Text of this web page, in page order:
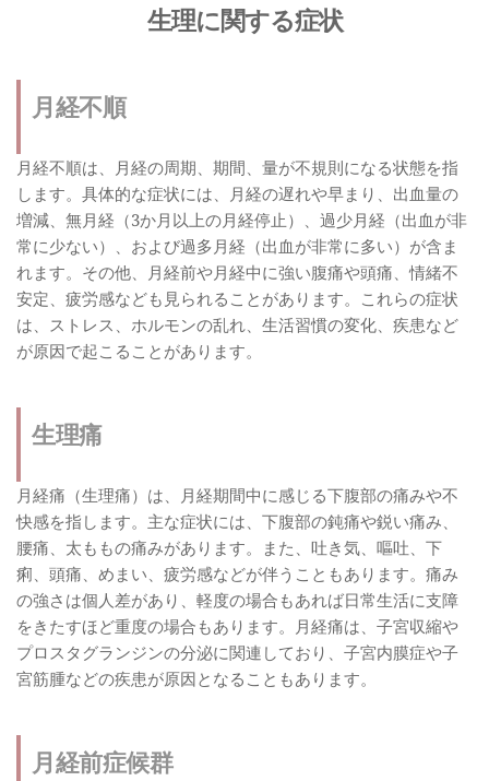
生理に関する症状
月経不順
月経不順は、月経の周期、期間、量が不規則になる状態を指
します。具体的な症状には、月経の遅れや早まり、出血量の
増減、無月経（3か月以上の月経停止）、過少月経（出血が非
常に少ない）、および過多月経（出血が非常に多い）が含ま
れます。その他、月経前や月経中に強い腹痛や頭痛、情緒不
安定、疲労感なども見られることがあります。これらの症状
は、ストレス、ホルモンの乱れ、生活習慣の変化、疾患など
が原因で起こることがあります。
生理痛
月経痛（生理痛）は、月経期間中に感じる下腹部の痛みや不
快感を指します。主な症状には、下腹部の鈍痛や鋭い痛み、
腰痛、太ももの痛みがあります。また、吐き気、嘔吐、下
痢、頭痛、めまい、疲労感などが伴うこともあります。痛み
の強さは個人差があり、軽度の場合もあれば日常生活に支障
をきたすほど重度の場合もあります。月経痛は、子宮収縮や
プロスタグランジンの分泌に関連しており、子宮内膜症や子
宮筋腫などの疾患が原因となることもあります。
月経前症候群